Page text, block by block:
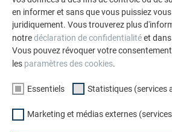
en informer et sans que vous puissiez
juridiquement. Vous trouverez plus
notredéclaration de confidentialitéet
Vous pouvez révoquer votre
les paramètres des cookies.
Essentiels Statistiques (services
Marketing et médias externes